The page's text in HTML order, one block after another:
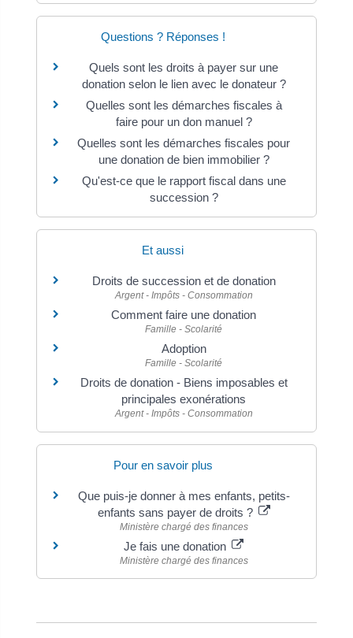
Questions ? Réponses !
Quels sont les droits à payer sur une
donation selon le lien avec le donateur ?
Quelles sont les démarches fiscales à
faire pour un don manuel ?
Quelles sont les démarches fiscales pour
une donation de bien immobilier ?
Qu'est-ce que le rapport fiscal dans une
succession ?
Et aussi
Droits de succession et de donation
Argent - Impôts - Consommation
Comment faire une donation
Famille - Scolarité
Adoption
Famille - Scolarité
Droits de donation - Biens imposables et
principales exonérations
Argent - Impôts - Consommation
Pour en savoir plus
Que puis-je donner à mes enfants, petits-
enfants sans payer de droits ?
Ministère chargé des finances
Je fais une donation
Ministère chargé des finances